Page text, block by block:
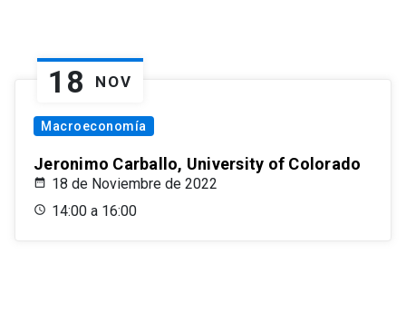
18 NOV
Macroeconomía
Jeronimo Carballo, University of Colorado
18 de Noviembre de 2022
14:00 a 16:00